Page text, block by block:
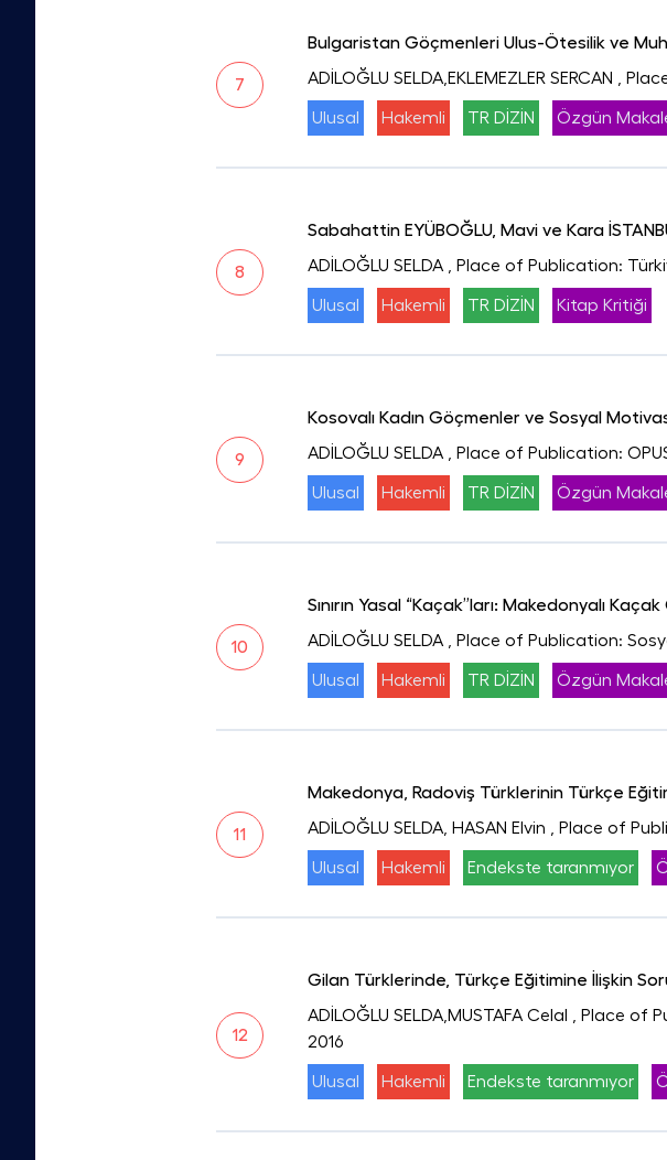
7
Bulgaristan Göçmenleri Ulus-Ötesilik ve
ADİLOĞLU SELDA,EKLEMEZLER SERCAN
,
Ulusal Hakemli TR DİZİN Özgün
8
Sabahattin EYÜBOĞLU, Mavi ve Kara
ADİLOĞLU SELDA
, Place of Publication:
Ulusal Hakemli TR DİZİN Kitap Kritiği
9
Kosovalı Kadın Göçmenler ve Sosyal
ADİLOĞLU SELDA
, Place of Publication:
Ulusal Hakemli TR DİZİN Özgün
10
Sınırın Yasal “Kaçak”ları: Makedonyalı
ADİLOĞLU SELDA
, Place of Publication:
Ulusal Hakemli TR DİZİN Özgün
11
Makedonya, Radoviş Türklerinin Türkçe
ADİLOĞLU SELDA, HASAN Elvin
, Place of
Ulusal Hakemli Endekste taranmıyor
12
Gilan Türklerinde, Türkçe Eğitimine İlişkin
ADİLOĞLU SELDA,MUSTAFA Celal
, Place of
2016
Ulusal Hakemli Endekste taranmıyor